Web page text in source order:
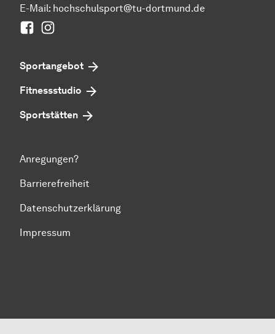
E-Mail: hochschulsport@tu-dortmund.de
Facebook
Sportangebot
Fitnessstudio
Sportstätten
Anregungen?
Barrierefreiheit
Datenschutzerklärung
Impressum